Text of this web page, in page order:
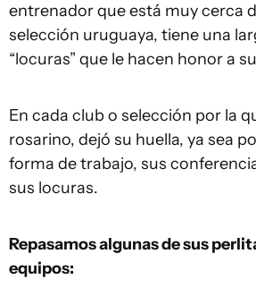
entrenador que está muy cerca
selección uruguaya, tiene una
“locuras” que le hacen honor a
En cada club o selección por la
rosarino, dejó su huella, ya sea
forma de trabajo, sus
sus locuras.
Repasamos algunas de sus
equipos: